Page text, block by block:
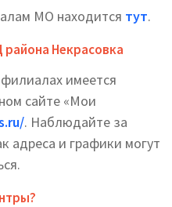
МО находится тут.
Некрасовка
имеется
сайте «Мои
. Наблюдайте за
адреса и графики могут